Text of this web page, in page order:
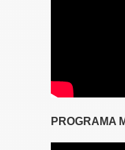
PROGRAMA